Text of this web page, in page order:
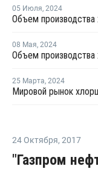
05 Июля, 2024
08 Мая, 2024
25 Марта, 2024
24 Октября, 2017
"Газпром